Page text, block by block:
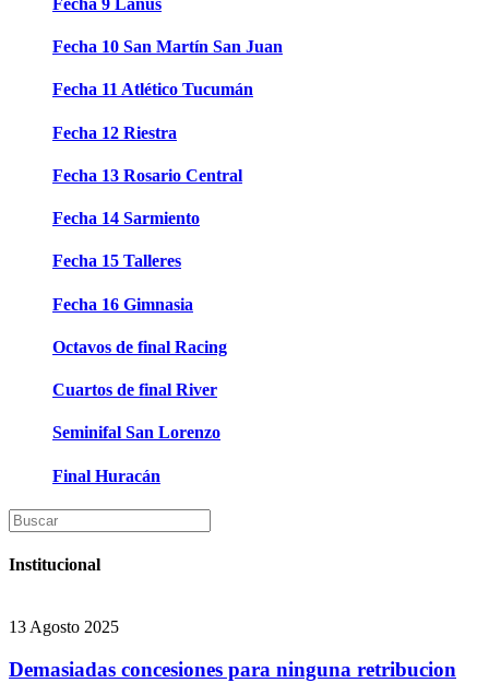
Fecha 10 San Martín San Juan
Fecha 11 Atlético Tucumán
Fecha 12 Riestra
Fecha 13 Rosario Central
Fecha 14 Sarmiento
Fecha 15 Talleres
Fecha 16 Gimnasia
Octavos de final Racing
Cuartos de final River
Seminifal San Lorenzo
Final Huracán
Institucional
13 Agosto 2025
Demasiadas concesiones para ninguna retribucion